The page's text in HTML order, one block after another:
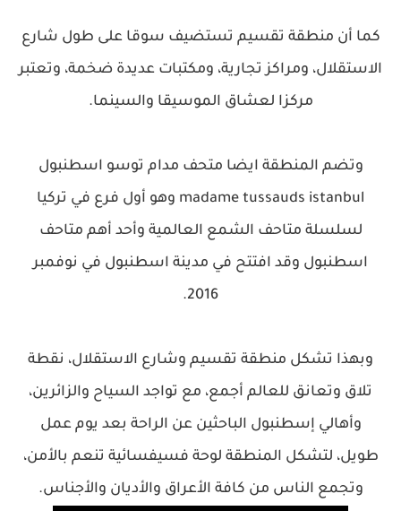
كما أن منطقة تقسيم تستضيف سوقا على طول شارع
الاستقلال، ومراكز تجارية، ومكتبات عديدة ضخمة، وتعتبر
مركزا لعشاق الموسيقا والسينما.
وتضم المنطقة ايضا متحف مدام توسو اسطنبول
madame tussauds istanbul وهو أول فرع في تركيا
لسلسلة متاحف الشمع العالمية وأحد أهم متاحف
اسطنبول وقد افتتح في مدينة اسطنبول في نوفمبر
2016.
وبهذا تشكل منطقة تقسيم وشارع الاستقلال، نقطة
تلاق وتعانق للعالم أجمع، مع تواجد السياح والزائرين،
وأهالي إسطنبول الباحثين عن الراحة بعد يوم عمل
طويل، لتشكل المنطقة لوحة فسيفسائية تنعم بالأمن،
وتجمع الناس من كافة الأعراق والأديان والأجناس.